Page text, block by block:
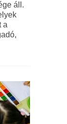
áll.
a